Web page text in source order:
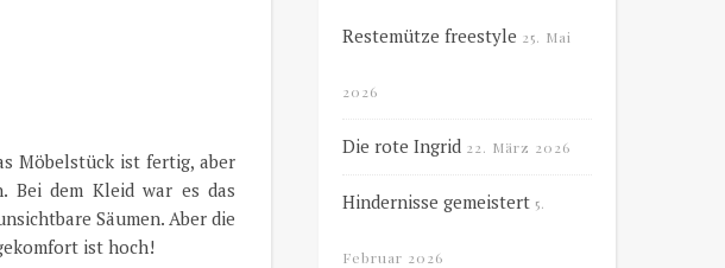
Möbelstück ist fertig, aber
Bei dem Kleid war es das
Säumen. Aber die
ist hoch!
Restemütze freestyle 25. Mai
2026
Die rote Ingrid 22. März 2026
Hindernisse gemeistert 5.
Februar 2026